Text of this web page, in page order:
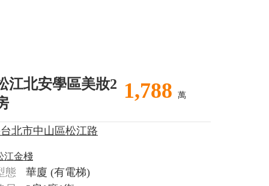
江北安學區美妝2 1,788 萬
北市中山區松江路
江金棧
態 華廈 (有電梯)